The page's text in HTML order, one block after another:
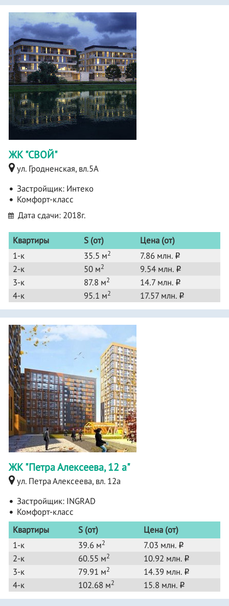
ЖК "СВОЙ"
ул. Гродненская, вл.5А
Застройщик: Интеко
Комфорт-класс
Дата сдачи: 2018г.
Квартиры S (от)
Цена (от)
1-к
35.5 м2 7.86 млн. o
2-к 50 м2 9.54 млн. o
3-к 87.8 м2 14.7 млн. o
4-к 95.1 м2 17.57 млн. o
ЖК "Петра Алексеева, 12 а"
ул. Петра Алексеева, вл. 12а
Застройщик: INGRAD
Комфорт-класс
Квартиры
S (от)
Цена (от)
1-к
39.6 м2 7.03 млн. o
2-к 60.55 м2 10.92 млн. o
3-к 79.91 м2 14.39 млн. o
4-к 102.68 м2 15.8 млн. o